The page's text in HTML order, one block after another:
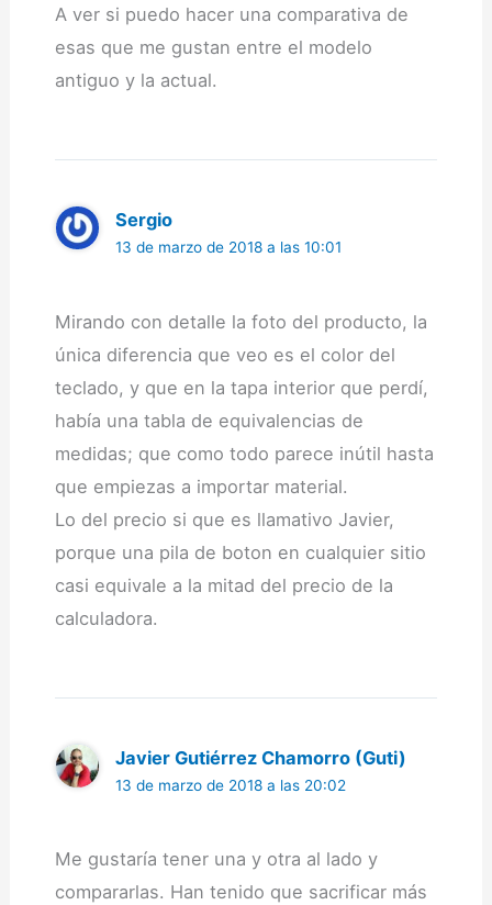
A ver si puedo hacer una comparativa de
esas que me gustan entre el modelo
antiguo y la actual.
Sergio
13 de marzo de 2018 a las 10:01
Mirando con detalle la foto del producto, la
única diferencia que veo es el color del
teclado, y que en la tapa interior que perdí,
había una tabla de equivalencias de
medidas; que como todo parece inútil hasta
que empiezas a importar material.
Lo del precio si que es llamativo Javier,
porque una pila de boton en cualquier sitio
casi equivale a la mitad del precio de la
calculadora.
Javier Gutiérrez Chamorro (Guti)
13 de marzo de 2018 a las 20:02
Me gustaría tener una y otra al lado y
compararlas. Han tenido que sacrificar más